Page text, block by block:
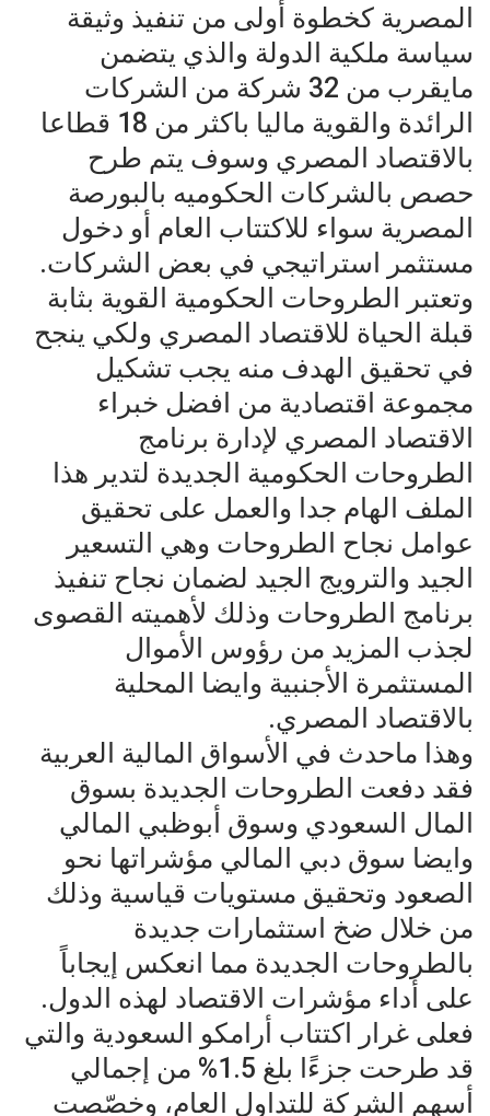
المصرية كخطوة أولى من تنفيذ وثيقة
سياسة ملكية الدولة والذي يتضمن
مايقرب من 32 شركة من الشركات
الرائدة والقوية ماليا باكثر من 18 قطاعا
بالاقتصاد المصري وسوف يتم طرح
حصص بالشركات الحكوميه بالبورصة
المصرية سواء للاكتتاب العام أو دخول
مستثمر استراتيجي في بعض الشركات.
وتعتبر الطروحات الحكومية القوية بثابة
قبلة الحياة للاقتصاد المصري ولكي ينجح
في تحقيق الهدف منه يجب تشكيل
مجموعة اقتصادية من افضل خبراء
الاقتصاد المصري لإدارة برنامج
الطروحات الحكومية الجديدة لتدير هذا
الملف الهام جدا والعمل على تحقيق
عوامل نجاح الطروحات وهي التسعير
الجيد والترويج الجيد لضمان نجاح تنفيذ
برنامج الطروحات وذلك لأهميته القصوى
لجذب المزيد من رؤوس الأموال
المستثمرة الأجنبية وايضا المحلية
بالاقتصاد المصري.
وهذا ماحدث في الأسواق المالية العربية
فقد دفعت الطروحات الجديدة بسوق
المال السعودي وسوق أبوظبي المالي
وايضا سوق دبي المالي مؤشراتها نحو
الصعود وتحقيق مستويات قياسية وذلك
من خلال ضخ استثمارات جديدة
بالطروحات الجديدة مما انعكس إيجاباً
على أداء مؤشرات الاقتصاد لهذه الدول.
فعلى غرار اكتتاب أرامكو السعودية والتي
قد طرحت جزءًا بلغ 1.5% من إجمالي
أسهم الشركة للتداول العام، وخصّصت